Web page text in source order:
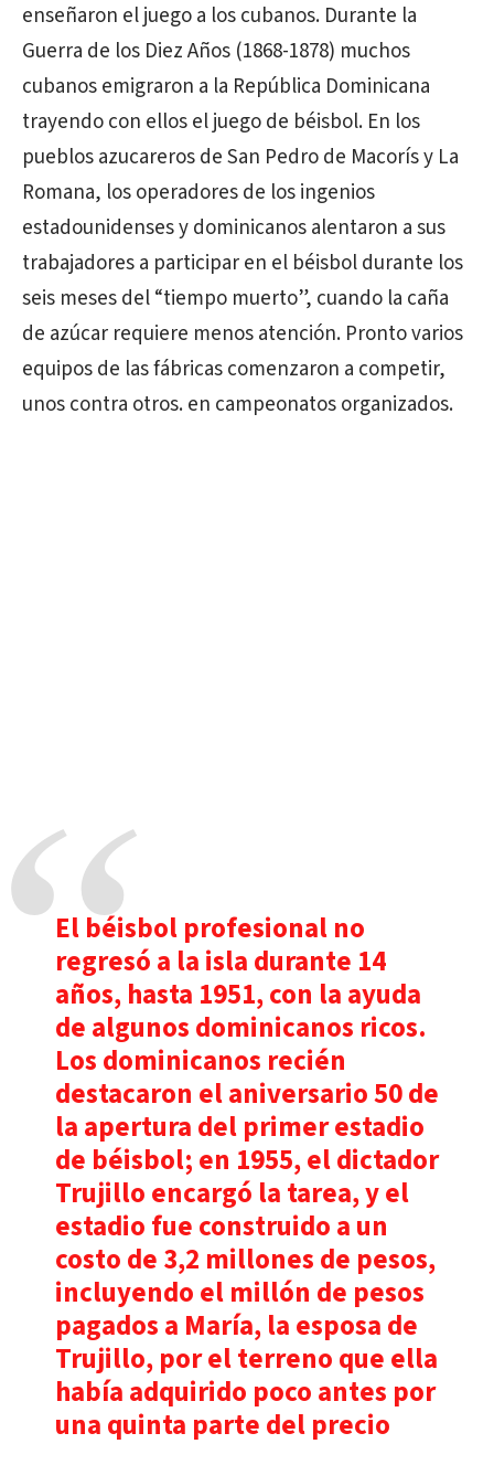
enseñaron el juego a los cubanos. Durante la
Guerra de los Diez Años (1868-1878) muchos
cubanos emigraron a la República Dominicana
trayendo con ellos el juego de béisbol. En los
pueblos azucareros de San Pedro de Macorís y La
Romana, los operadores de los ingenios
estadounidenses y dominicanos alentaron a sus
trabajadores a participar en el béisbol durante los
seis meses del “tiempo muerto”, cuando la caña
de azúcar requiere menos atención. Pronto varios
equipos de las fábricas comenzaron a competir,
unos contra otros. en campeonatos organizados.
El béisbol profesional no
regresó a la isla durante 14
años, hasta 1951, con la ayuda
de algunos dominicanos ricos.
Los dominicanos recién
destacaron el aniversario 50 de
la apertura del primer estadio
de béisbol; en 1955, el dictador
Trujillo encargó la tarea, y el
estadio fue construido a un
costo de 3,2 millones de pesos,
incluyendo el millón de pesos
pagados a María, la esposa de
Trujillo, por el terreno que ella
había adquirido poco antes por
una quinta parte del precio